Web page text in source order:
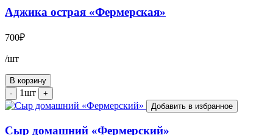
Аджика острая «Фермерская»
700₽
/шт
В корзину
-
1шт
+
Добавить в избранное
Сыр домашний «Фермерский»